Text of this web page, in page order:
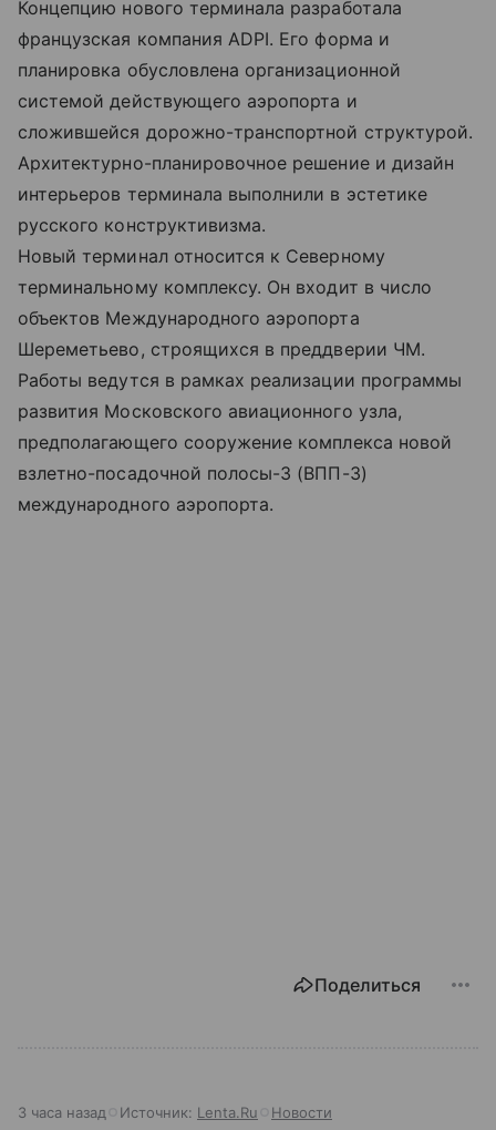
Концепцию нового терминала разработала
французская компания ADPI. Его форма и
планировка обусловлена организационной
системой действующего аэропорта и
сложившейся дорожно-транспортной структурой.
Архитектурно-планировочное решение и дизайн
интерьеров терминала выполнили в эстетике
русского конструктивизма.
Новый терминал относится к Северному
терминальному комплексу. Он входит в число
объектов Международного аэропорта
Шереметьево, строящихся в преддверии ЧМ.
Работы ведутся в рамках реализации программы
развития Московского авиационного узла,
предполагающего сооружение комплекса новой
взлетно-посадочной полосы-3 (ВПП-3)
международного аэропорта.
Поделиться
3 часа назад Источник: Lenta.Ru Новости